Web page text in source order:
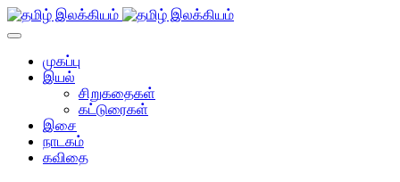
முகப்பு
இயல்
சிறுகதைகள்
கட்டுரைகள்
இசை
நாடகம்
கவிதை